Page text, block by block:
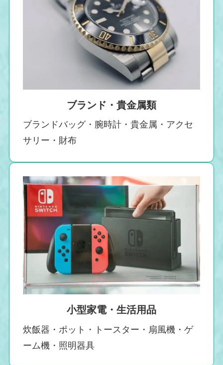
ブランド・貴金属類
ブランドバッグ・腕時計・貴金属・アクセ
サリー・財布
小型家電・生活用品
炊飯器・ポット・トースター・扇風機・ゲ
ーム機・照明器具